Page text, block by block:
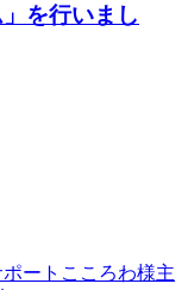
を行いまし